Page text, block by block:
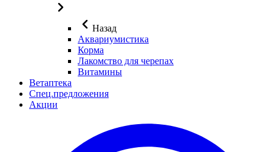
Назад
Аквариумистика
Корма
Лакомство для черепах
Витамины
Ветаптека
Спец.предложения
Акции